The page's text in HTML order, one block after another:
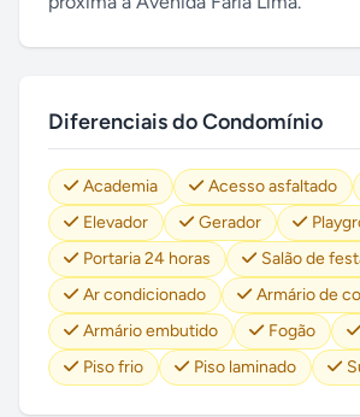
Diferenciais do Condomínio
Academia Acesso asfaltado
Elevador
Gerador
Portaria 24 horas
Salão de
Ar condicionado
Armário de
Armário embutido
Fogão
Piso frio
Piso laminado